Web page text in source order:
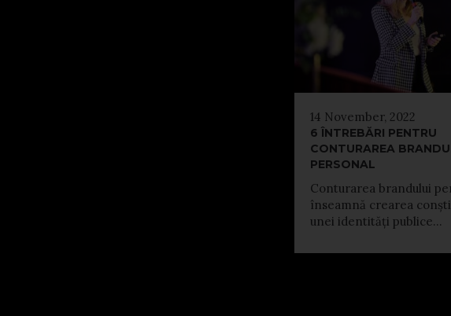
14 November, 2022
6 ÎNTREBĂRI PENTRU
CONTURAREA
PERSONAL
Conturarea brandului
înseamnă crearea
unei identități publice...